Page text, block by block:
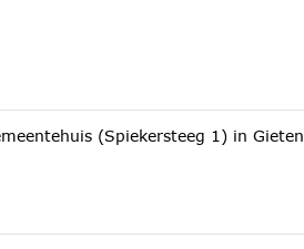
(Spiekersteeg 1) in Gieten